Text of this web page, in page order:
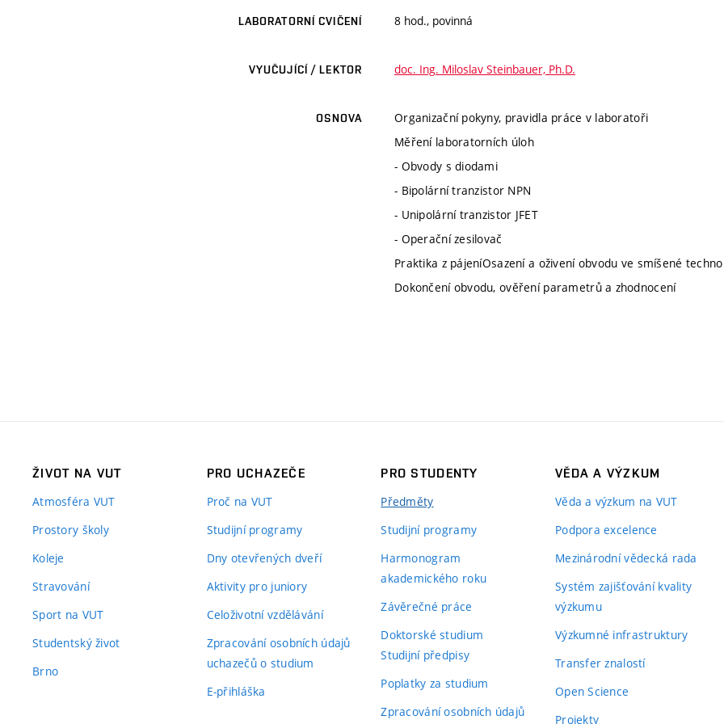
LABORATORNÍ CVIČENÍ 8 hod., povinná
VYUČUJÍCÍ / LEKTOR doc. Ing. Miloslav Steinbauer, Ph.D.
OSNOVA
Organizační pokyny, pravidla práce v laboratoři
Měření laboratorních úloh
- Obvody s diodami
- Bipolární tranzistor NPN
- Unipolární tranzistor JFET
- Operační zesilovač
Praktika z pájeníOsazení a oživení obvodu ve smíšené
Dokončení obvodu, ověření parametrů a zhodnocení
ŽIVOT NA VUT
Atmosféra VUT
Prostory školy
Koleje
Stravování
Sport na VUT
Studentský život
Brno
PRO UCHAZEČE
Proč na VUT
Studijní programy
Dny otevřených dveří
Aktivity pro juniory
Celoživotní vzdělávání
Zpracování osobních údajů
uchazečů o studium
E-přihláška
PRO STUDENTY
Předměty
Studijní programy
Harmonogram
akademického roku
Závěrečné práce
Doktorské studium
Studijní předpisy
Poplatky za studium
Zpracování osobních údajů
VĚDA A VÝZKUM
Věda a výzkum na VUT
Podpora excelence
Mezinárodní vědecká rada
Systém zajišťování kvality
výzkumu
Výzkumné infrastruktury
Transfer znalostí
Open Science
Projekty